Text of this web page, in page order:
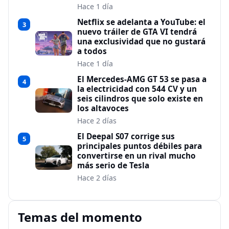
Hace 1 día
3
Netflix se adelanta a YouTube: el
nuevo tráiler de GTA VI tendrá
una exclusividad que no gustará
a todos
Hace 1 día
4
El Mercedes-AMG GT 53 se pasa a
la electricidad con 544 CV y un
seis cilindros que solo existe en
los altavoces
Hace 2 días
5
El Deepal S07 corrige sus
principales puntos débiles para
convertirse en un rival mucho
más serio de Tesla
Hace 2 días
Temas del momento